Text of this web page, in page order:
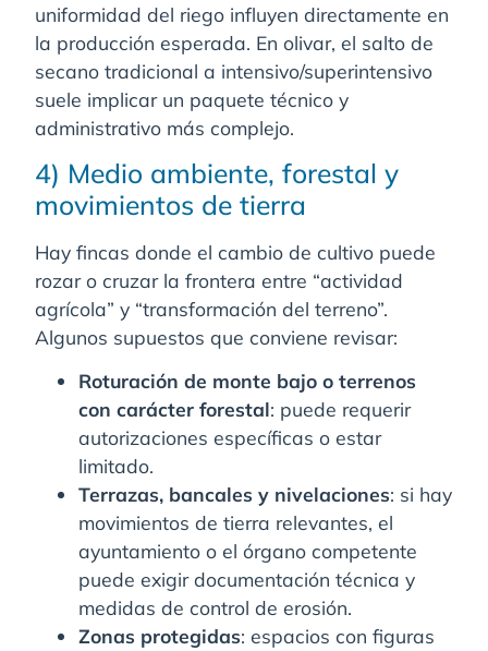
uniformidad del riego influyen directamente en
la producción esperada. En olivar, el salto de
secano tradicional a intensivo/superintensivo
suele implicar un paquete técnico y
administrativo más complejo.
4) Medio ambiente, forestal y
movimientos de tierra
Hay fincas donde el cambio de cultivo puede
rozar o cruzar la frontera entre “actividad
agrícola” y “transformación del terreno”.
Algunos supuestos que conviene revisar:
Roturación de monte bajo o terrenos
con carácter forestal: puede requerir
autorizaciones específicas o estar
limitado.
Terrazas, bancales y nivelaciones: si hay
movimientos de tierra relevantes, el
ayuntamiento o el órgano competente
puede exigir documentación técnica y
medidas de control de erosión.
Zonas protegidas: espacios con figuras